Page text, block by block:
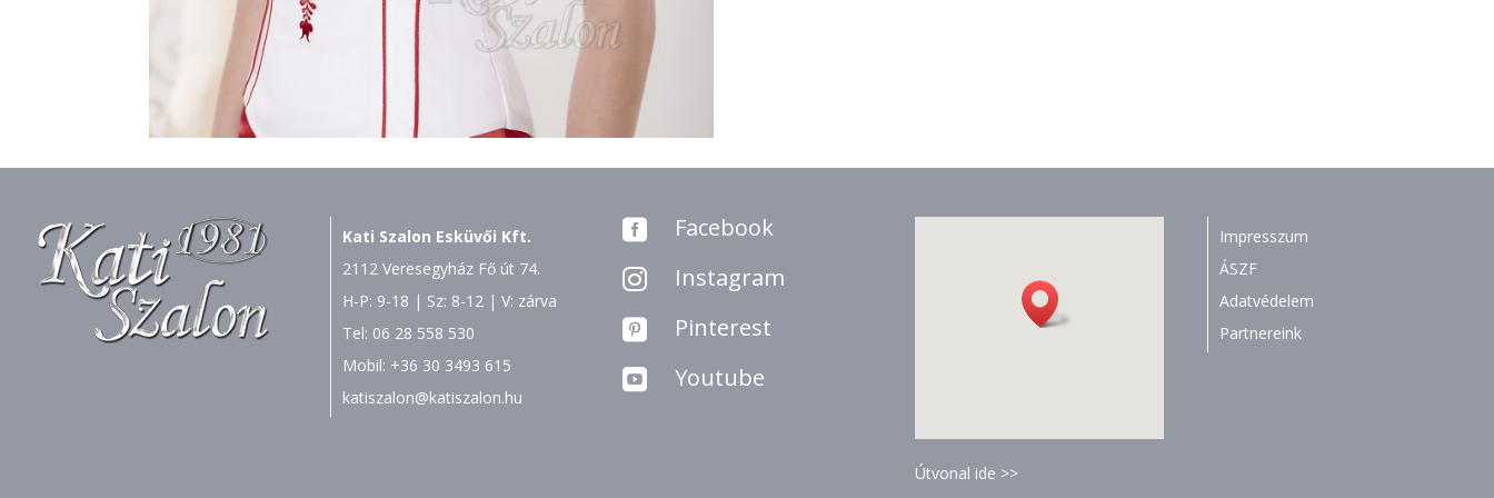
Kati Szalon Esküvői Kft.
2112 Veresegyház Fő út 74.
H-P: 9-18 | Sz: 8-12 | V: zárva
Tel: 06 28 558 530
Mobil: +36 30 3493 615
katiszalon@katiszalon.hu
 Facebook
 Instagram
 Pinterest
 Youtube
Útvonal ide >>
Impresszum
ÁSZF
Adatvédelem
Partnereink